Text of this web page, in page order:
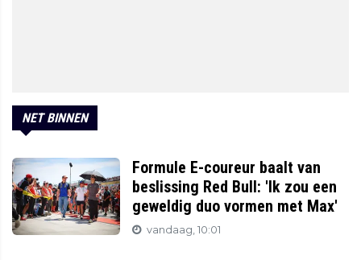
NET BINNEN
Formule E-coureur baalt van
beslissing Red Bull: 'Ik zou een
geweldig duo vormen met Max'
vandaag, 10:01